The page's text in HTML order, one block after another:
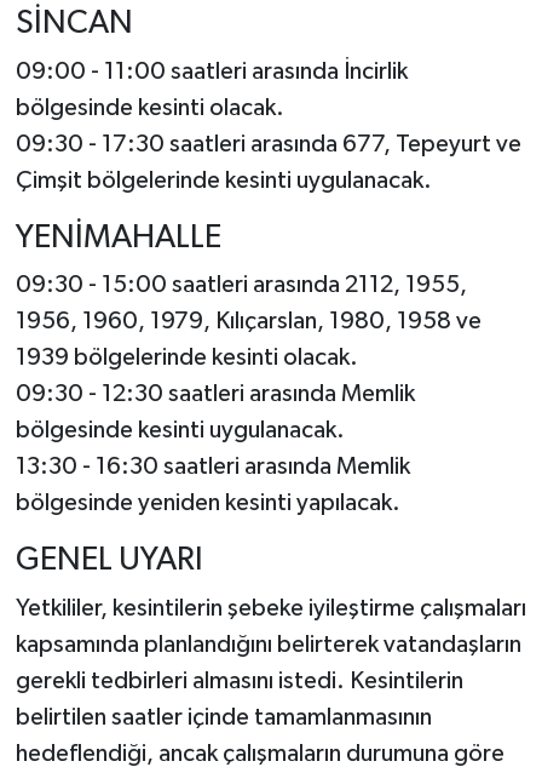
SİNCAN
09:00 - 11:00 saatleri arasında İncirlik
bölgesinde kesinti olacak.
09:30 - 17:30 saatleri arasında 677, Tepeyurt ve
Çimşit bölgelerinde kesinti uygulanacak.
YENİMAHALLE
09:30 - 15:00 saatleri arasında 2112, 1955,
1956, 1960, 1979, Kılıçarslan, 1980, 1958 ve
1939 bölgelerinde kesinti olacak.
09:30 - 12:30 saatleri arasında Memlik
bölgesinde kesinti uygulanacak.
13:30 - 16:30 saatleri arasında Memlik
bölgesinde yeniden kesinti yapılacak.
GENEL UYARI
Yetkililer, kesintilerin şebeke iyileştirme çalışmaları
kapsamında planlandığını belirterek vatandaşların
gerekli tedbirleri almasını istedi. Kesintilerin
belirtilen saatler içinde tamamlanmasının
hedeflendiği, ancak çalışmaların durumuna göre